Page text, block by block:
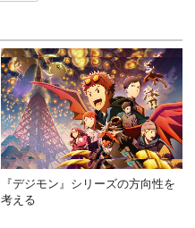
『デジモン』シリーズの方向性を
考える